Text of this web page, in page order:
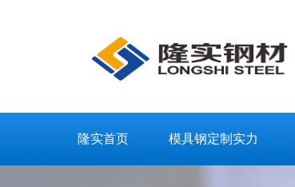
隆实首页 模具钢定制实力